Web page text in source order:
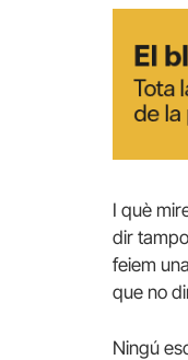
I què
dir
feiem
que no
Ningú